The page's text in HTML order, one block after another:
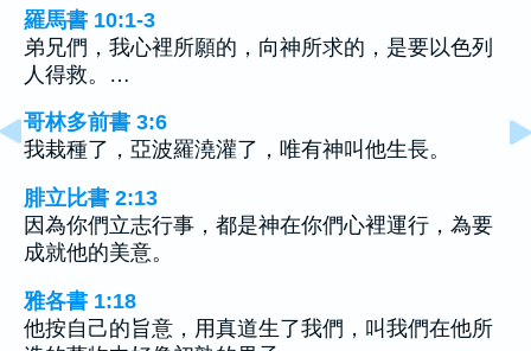
羅馬書 10:1-3
弟兄們，我心裡所願的，向神所求的，是要以色列
人得救。…
哥林多前書 3:6
我栽種了，亞波羅澆灌了，唯有神叫他生長。
腓立比書 2:13
因為你們立志行事，都是神在你們心裡運行，為要
成就他的美意。
雅各書 1:18
他按自己的旨意，用真道生了我們，叫我們在他所